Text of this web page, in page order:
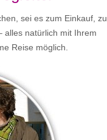
sei es zum Einkauf, zu
alles natürlich mit Ihrem
Reise möglich.